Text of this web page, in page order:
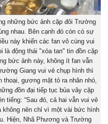
những bức ảnh cặp đôi Trường
nhau. Bên cạnh đó còn có sự
này khiến các fan vô cùng vui
động thái "xóa tan" tin đồn cặp
bức ảnh này, không ít fan vẫn
Giang vui vẻ chụp hình thì
gương mặt tỏ ra nhăn nhó,
đồn đại tiếp tục bủa vây cặp
tiếng: “Sau đó, cả hai vẫn vui vẻ
nên chỉ vì một vài bức hình
Hiện, Nhã Phương và Trường